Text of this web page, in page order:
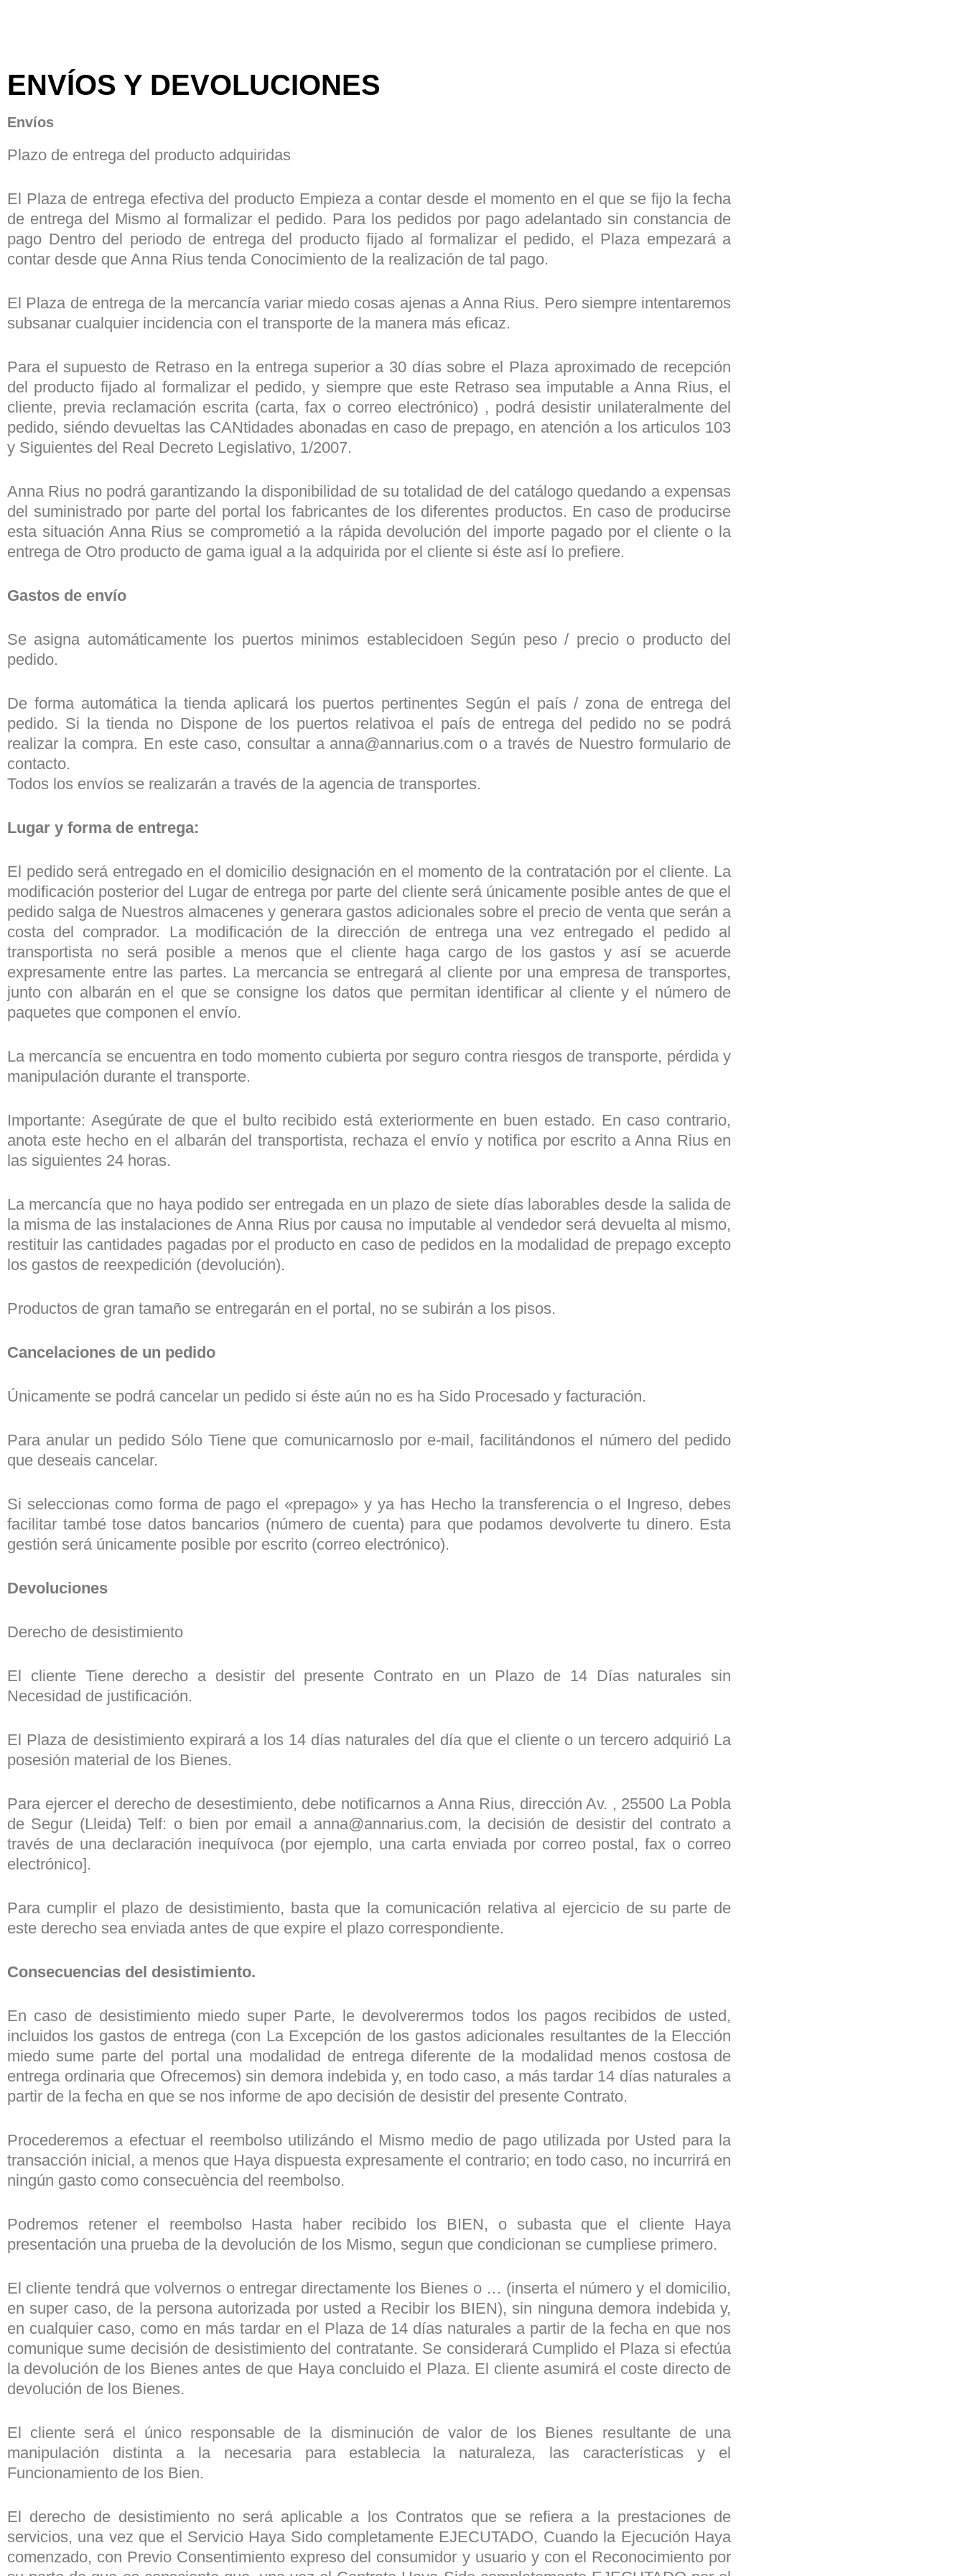
ENVÍOS Y DEVOLUCIONES
Envíos
Plazo de entrega del producto adquiridas
El Plaza de entrega efectiva del producto Empieza a contar desde el momento en el que se fijo la fecha
de entrega del Mismo al formalizar el pedido. Para los pedidos por pago adelantado sin constancia de
pago Dentro del periodo de entrega del producto fijado al formalizar el pedido, el Plaza empezará a
contar desde que Anna Rius tenda Conocimiento de la realización de tal pago.
El Plaza de entrega de la mercancía variar miedo cosas ajenas a Anna Rius. Pero siempre intentaremos
subsanar cualquier incidencia con el transporte de la manera más eficaz.
Para el supuesto de Retraso en la entrega superior a 30 días sobre el Plaza aproximado de recepción
del producto fijado al formalizar el pedido, y siempre que este Retraso sea imputable a Anna Rius, el
cliente, previa reclamación escrita (carta, fax o correo electrónico) , podrá desistir unilateralmente del
pedido, siéndo devueltas las CANtidades abonadas en caso de prepago, en atención a los articulos 103
y Siguientes del Real Decreto Legislativo, 1/2007.
Anna Rius no podrá garantizando la disponibilidad de su totalidad de del catálogo quedando a expensas
del suministrado por parte del portal los fabricantes de los diferentes productos. En caso de producirse
esta situación Anna Rius se comprometió a la rápida devolución del importe pagado por el cliente o la
entrega de Otro producto de gama igual a la adquirida por el cliente si éste así lo prefiere.
Gastos de envío
Se asigna automáticamente los puertos minimos establecidoen Según peso / precio o producto del
pedido.
De forma automática la tienda aplicará los puertos pertinentes Según el país / zona de entrega del
pedido. Si la tienda no Dispone de los puertos relativoa el país de entrega del pedido no se podrá
realizar la compra. En este caso, consultar a anna@annarius.com o a través de Nuestro formulario de
contacto.
Todos los envíos se realizarán a través de la agencia de transportes.
Lugar y forma de entrega:
El pedido será entregado en el domicilio designación en el momento de la contratación por el cliente. La
modificación posterior del Lugar de entrega por parte del cliente será únicamente posible antes de que el
pedido salga de Nuestros almacenes y generara gastos adicionales sobre el precio de venta que serán a
costa del comprador. La modificación de la dirección de entrega una vez entregado el pedido al
transportista no será posible a menos que el cliente haga cargo de los gastos y así se acuerde
expresamente entre las partes. La mercancia se entregará al cliente por una empresa de transportes,
junto con albarán en el que se consigne los datos que permitan identificar al cliente y el número de
paquetes que componen el envío.
La mercancía se encuentra en todo momento cubierta por seguro contra riesgos de transporte, pérdida y
manipulación durante el transporte.
Importante: Asegúrate de que el bulto recibido está exteriormente en buen estado. En caso contrario,
anota este hecho en el albarán del transportista, rechaza el envío y notifica por escrito a Anna Rius en
las siguientes 24 horas.
La mercancía que no haya podido ser entregada en un plazo de siete días laborables desde la salida de
la misma de las instalaciones de Anna Rius por causa no imputable al vendedor será devuelta al mismo,
restituir las cantidades pagadas por el producto en caso de pedidos en la modalidad de prepago excepto
los gastos de reexpedición (devolución).
Productos de gran tamaño se entregarán en el portal, no se subirán a los pisos.
Cancelaciones de un pedido
Únicamente se podrá cancelar un pedido si éste aún no es ha Sido Procesado y facturación.
Para anular un pedido Sólo Tiene que comunicarnoslo por e-mail, facilitándonos el número del pedido
que deseais cancelar.
Si seleccionas como forma de pago el «prepago» y ya has Hecho la transferencia o el Ingreso, debes
facilitar també tose datos bancarios (número de cuenta) para que podamos devolverte tu dinero. Esta
gestión será únicamente posible por escrito (correo electrónico).
Devoluciones
Derecho de desistimiento
El cliente Tiene derecho a desistir del presente Contrato en un Plazo de 14 Días naturales sin
Necesidad de justificación.
El Plaza de desistimiento expirará a los 14 días naturales del día que el cliente o un tercero adquirió La
posesión material de los Bienes.
Para ejercer el derecho de desestimiento, debe notificarnos a Anna Rius, dirección Av. , 25500 La Pobla
de Segur (Lleida) Telf: o bien por email a anna@annarius.com, la decisión de desistir del contrato a
través de una declaración inequívoca (por ejemplo, una carta enviada por correo postal, fax o correo
electrónico].
Para cumplir el plazo de desistimiento, basta que la comunicación relativa al ejercicio de su parte de
este derecho sea enviada antes de que expire el plazo correspondiente.
Consecuencias del desistimiento.
En caso de desistimiento miedo super Parte, le devolverermos todos los pagos recibidos de usted,
incluidos los gastos de entrega (con La Excepción de los gastos adicionales resultantes de la Elección
miedo sume parte del portal una modalidad de entrega diferente de la modalidad menos costosa de
entrega ordinaria que Ofrecemos) sin demora indebida y, en todo caso, a más tardar 14 días naturales a
partir de la fecha en que se nos informe de apo decisión de desistir del presente Contrato.
Procederemos a efectuar el reembolso utilizándo el Mismo medio de pago utilizada por Usted para la
transacción inicial, a menos que Haya dispuesta expresamente el contrario; en todo caso, no incurrirá en
ningún gasto como consecuència del reembolso.
Podremos retener el reembolso Hasta haber recibido los BIEN, o subasta que el cliente Haya
presentación una prueba de la devolución de los Mismo, segun que condicionan se cumpliese primero.
El cliente tendrá que volvernos o entregar directamente los Bienes o … (inserta el número y el domicilio,
en super caso, de la persona autorizada por usted a Recibir los BIEN), sin ninguna demora indebida y,
en cualquier caso, como en más tardar en el Plaza de 14 días naturales a partir de la fecha en que nos
comunique sume decisión de desistimiento del contratante. Se considerará Cumplido el Plaza si efectúa
la devolución de los Bienes antes de que Haya concluido el Plaza. El cliente asumirá el coste directo de
devolución de los Bienes.
El cliente será el único responsable de la disminución de valor de los Bienes resultante de una
manipulación distinta a la necesaria para establecia la naturaleza, las características y el
Funcionamiento de los Bien.
El derecho de desistimiento no será aplicable a los Contratos que se refiera a la prestaciones de
servicios, una vez que el Servicio Haya Sido completamente EJECUTADO, Cuando la Ejecución Haya
comenzado, con Previo Consentimiento expreso del consumidor y usuario y con el Reconocimiento por